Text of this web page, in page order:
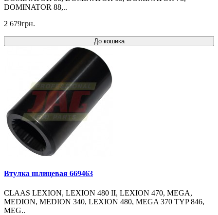
DOMINATOR 88,..
2 679грн.
До кошика
Втулка шлицевая 669463
CLAAS LEXION, LEXION 480 II, LEXION 470, MEGA,
MEDION, MEDION 340, LEXION 480, MEGA 370 TYP 846,
MEG..